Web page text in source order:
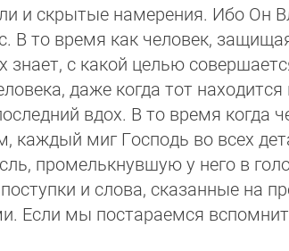
и скрытые намерения. Ибо Он
В то время как человек,
с какой целью
даже когда тот
вдох. В то время когда
миг Господь во всех
промелькнувшую у него в
и слова, сказанные на
Если мы постараемся